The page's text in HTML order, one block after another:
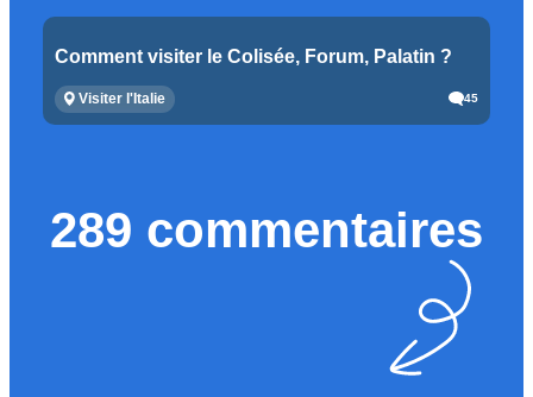
Comment visiter le Colisée, Forum, Palatin ?
Visiter l'Italie 45
289 commentaires